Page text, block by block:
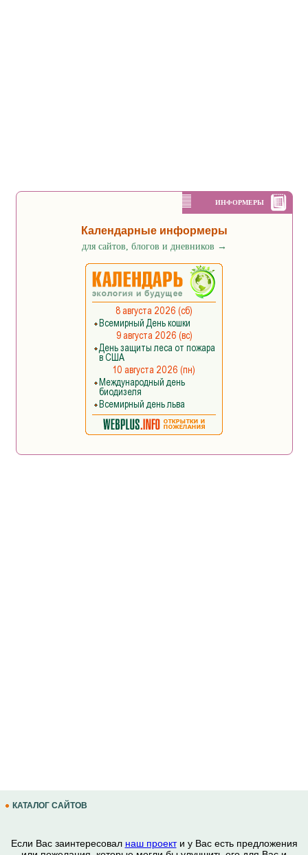
ИНФОРМЕРЫ
Календарные информеры
для сайтов, блогов и дневников →
КАТАЛОГ САЙТОВ
Если Вас заинтересовал наш проекти у Вас есть предложения